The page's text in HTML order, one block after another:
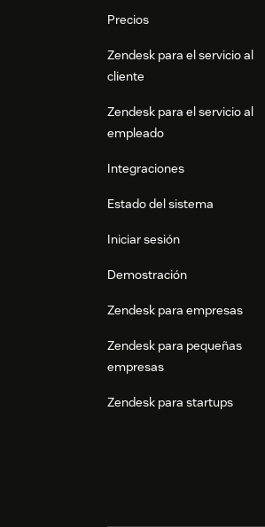
Precios
Zendesk para el servicio al
cliente
Zendesk para el servicio al
empleado
Integraciones
Estado del sistema
Iniciar sesión
Demostración
Zendesk para empresas
Zendesk para pequeñas
empresas
Zendesk para startups